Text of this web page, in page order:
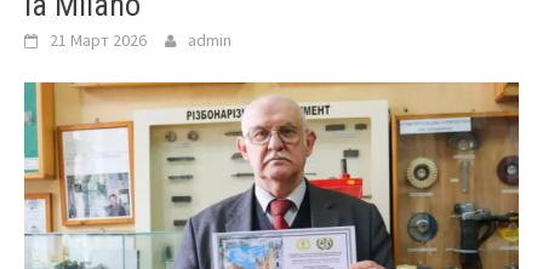
21 Март 2026 admin